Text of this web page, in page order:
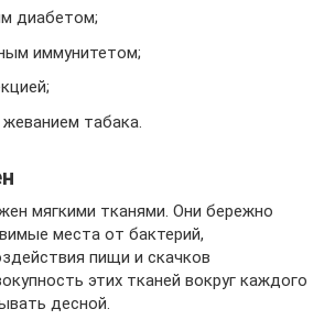
диабетом;
иммунитетом;
табака.
мягкими тканями. Они бережно
места от бактерий,
пищи и скачков
этих тканей вокруг каждого
десной.